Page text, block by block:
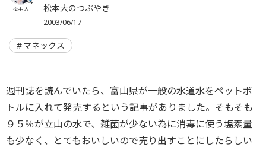
松本 大 松本大のつぶやき
2003/06/17
マネックス
週刊誌を読んでいたら、富山県が一般の水道水をペットボ
トルに入れて発売するという記事がありました。そもそも
９５％が立山の水で、雑菌が少ない為に消毒に使う塩素量
も少なく、とてもおいしいので売り出すことにしたらしい